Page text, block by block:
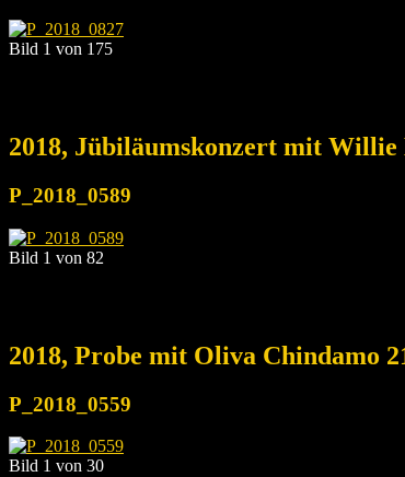
Bild 1 von 175
2018, Jübiläumskonzert mit
P_2018_0589
Bild 1 von 82
2018, Probe mit Oliva Chindamo
P_2018_0559
Bild 1 von 30